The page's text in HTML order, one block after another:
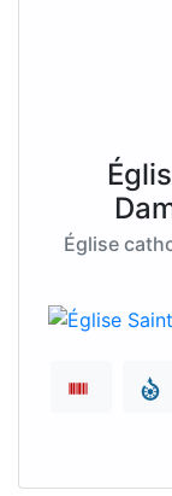
Église